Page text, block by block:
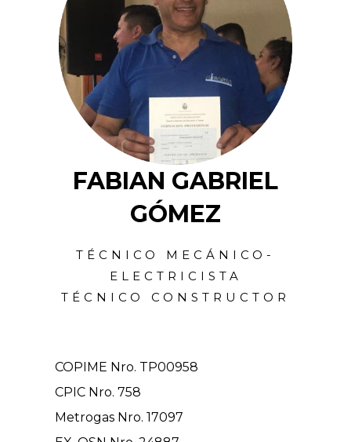
FABIAN GABRIEL
GÓMEZ
TÉCNICO MECÁNICO-
ELECTRICISTA
TÉCNICO CONSTRUCTOR
COPIME Nro. TP00958
CPIC Nro. 758
Metrogas Nro. 17097